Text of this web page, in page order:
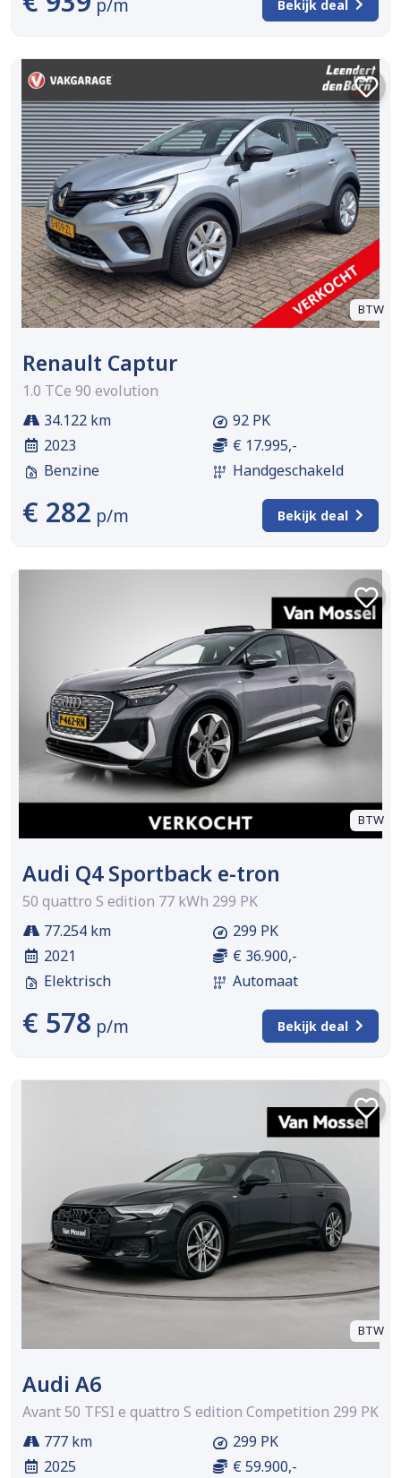
p/m Bekijk deal
BTW
Renault Captur
1.0 TCe 90 evolution
34.122 km
2023
Benzine
92 PK
€ 17.995,-
Handgeschakeld
€ 282 p/m Bekijk deal
BTW
Audi Q4 Sportback e-tron
50 quattro S edition 77 kWh 299 PK
77.254 km
2021
Elektrisch
299 PK
€ 36.900,-
Automaat
€ 578 p/m Bekijk deal
BTW
Audi A6
Avant 50 TFSI e quattro S edition Competition 299 PK
777 km
2025
299 PK
€ 59.900,-